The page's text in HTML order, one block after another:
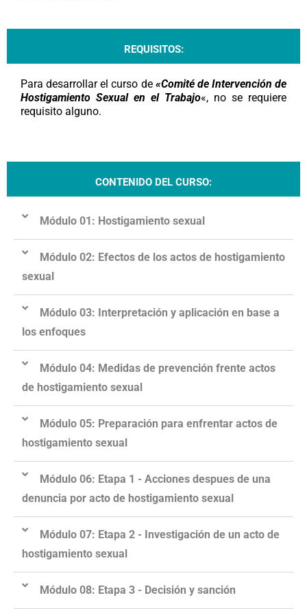
REQUISITOS:
Para desarrollar el curso de «Comité de Intervención de
Hostigamiento Sexual en el Trabajo«, no se requiere
requisito alguno.
CONTENIDO DEL CURSO:
Módulo 01: Hostigamiento sexual
Módulo 02: Efectos de los actos de hostigamiento
sexual
Módulo 03: Interpretación y aplicación en base a
los enfoques
Módulo 04: Medidas de prevención frente actos
de hostigamiento sexual
Módulo 05: Preparación para enfrentar actos de
hostigamiento sexual
Módulo 06: Etapa 1 - Acciones despues de una
denuncia por acto de hostigamiento sexual
Módulo 07: Etapa 2 - Investigación de un acto de
hostigamiento sexual
Módulo 08: Etapa 3 - Decisión y sanción